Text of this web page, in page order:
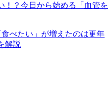
！？今日から始める「血管を